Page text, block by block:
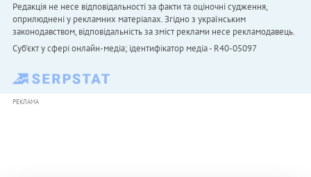
Редакція не несе відповідальності за факти та оціночні судження,
оприлюднені у рекламних матеріалах. Згідно з українським
законодавством, відповідальність за зміст реклами несе рекламодавець.
Cуб'єкт у сфері онлайн-медіа; ідентифікатор медіа - R40-05097
РЕКЛАМА